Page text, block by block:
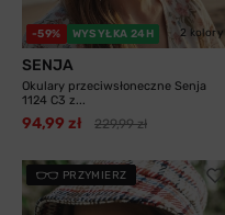
-59% WYSYŁKA 24H 2 kolory
SENJA
Okulary przeciwsłoneczne Senja
1124 C3 z...
94,99 zł 229,99 zł
PRZYMIERZ